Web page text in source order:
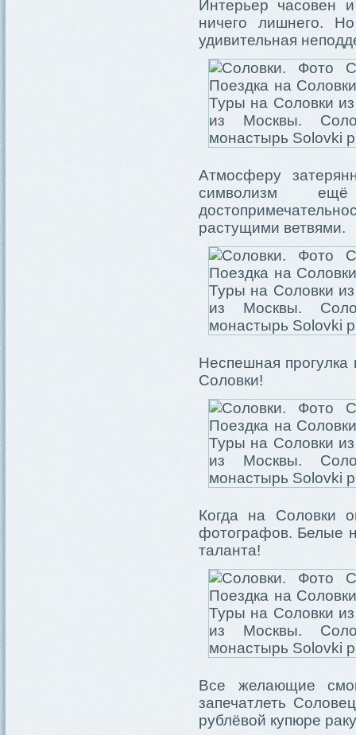
Интерьер часовен
ничего лишнего.
удивительная
Атмосферу
символизм
растущими ветвями.
Неспешная прогулка
Соловки!
Когда на Соловки
фотографов. Белые
таланта!
Все желающие
запечатлеть
рублёвой купюре